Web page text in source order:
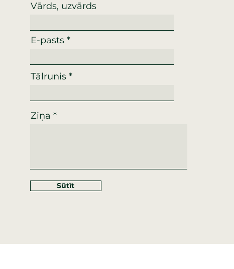
Vārds, uzvārds
E-pasts
Tālrunis
Ziņa
Sūtīt